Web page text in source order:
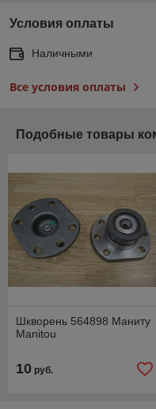
Условия оплаты
Наличными
Все условия оплаты
Подобные товары
Шкворень 564898 Маниту
Manitou
10 руб.